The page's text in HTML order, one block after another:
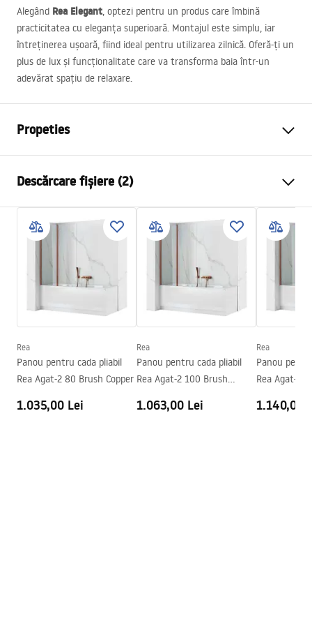
Alegând Rea Elegant, optezi pentru un produs care îmbină
practicitatea cu eleganța superioară. Montajul este simplu, iar
întreținerea ușoară, fiind ideal pentru utilizarea zilnică. Oferă-ți un
plus de lux și funcționalitate care va transforma baia într-un
adevărat spațiu de relaxare.
Propeties
Material
Culoare
Cupru periat
Latime
800
mm
Grosime sticla
Descărcare fișiere (2)
Instrucțiuni de asamblare
instrukcja_montazu_parawan_elegant.pdf
Condiții de garanție
Warranty_Terms_and_Conditions_-
_Shower_Doors__Enclosures__Panels__Bath_Screens_-
Rea
Panou pentru cada pliabil
Rea Agat-2 80 Brush Copper
1.035,00 Lei
Rea
Panou pentru cada pliabil
Rea Agat-2 100 Brush
1.063,00 Lei
Rea
Panou
Rea Agat-3
1.140,00